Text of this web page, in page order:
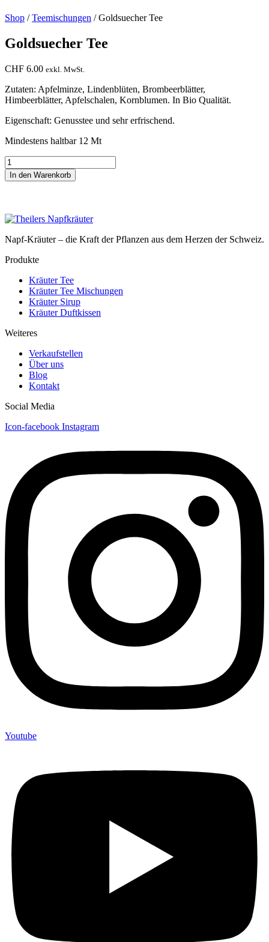
Shop /Teemischungen / Goldsuecher Tee
Goldsuecher Tee
CHF 6.00 exkl. MwSt.
Zutaten: Apfelminze, Lindenblüten, Brombeerblätter,
Himbeerblätter, Apfelschalen, Kornblumen. In Bio Qualität.
Eigenschaft: Genusstee und sehr erfrischend.
Mindestens haltbar 12 Mt
Goldsuecher
Tee
Menge
In den Warenkorb
Napf-Kräuter – die Kraft der Pflanzen aus dem Herzen der Schweiz.
Produkte
Kräuter Tee
Kräuter Tee Mischungen
Kräuter Sirup
Kräuter Duftkissen
Weiteres
Verkaufstellen
Über uns
Blog
Kontakt
Social Media
Icon-facebook Instagram
Youtube